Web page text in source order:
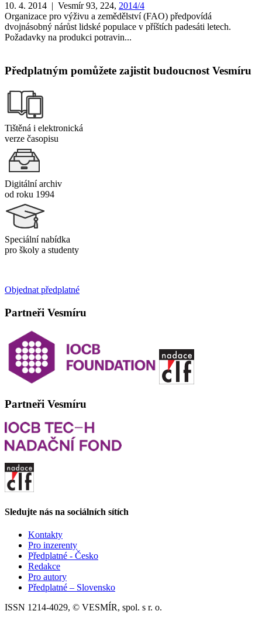
10. 4. 2014 | Vesmír 93, 224, 2014/4
Organizace pro výživu a zemědělství (FAO) předpovídá
dvojnásobný nárůst lidské populace v příštích padesáti letech.
Požadavky na produkci potravin...
Předplatným pomůžete zajistit budoucnost Vesmíru
Tištěná i elektronická
verze časopisu
Digitální archiv
od roku 1994
Speciální nabídka
pro školy a studenty
Objednat předplatné
Partneři Vesmíru
Partneři Vesmíru
Sledujte nás na sociálních sítích
Kontakty
Pro inzerenty
Předplatné - Česko
Redakce
Pro autory
Předplatné – Slovensko
ISSN 1214-4029, © VESMÍR, spol. s r. o.